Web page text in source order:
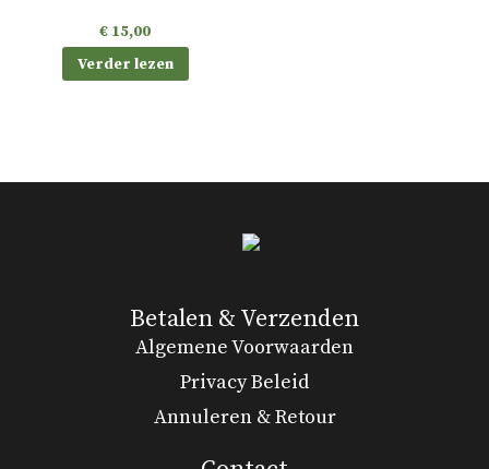
€ 15,00
Verder lezen
Betalen & Verzenden
Algemene Voorwaarden
Privacy Beleid
Annuleren & Retour